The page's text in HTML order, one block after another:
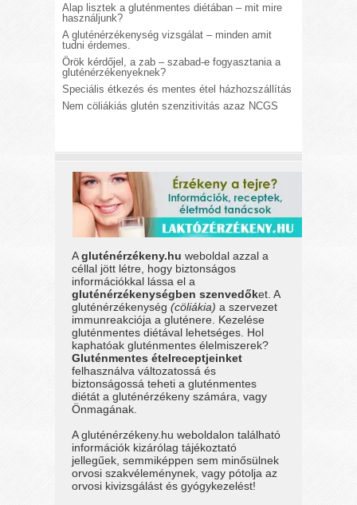
Alap lisztek a gluténmentes diétában – mit mire
használjunk?
A gluténérzékenység vizsgálat – minden amit
tudni érdemes.
Örök kérdőjel, a zab – szabad-e fogyasztania a
gluténérzékenyeknek?
Speciális étkezés és mentes étel házhozszállítás
Nem cöliákiás glutén szenzitivitás azaz NCGS
Agluténérzékeny.hu weboldal azzal a
céllal jött létre, hogy biztonságos
információkkal lássa el a
gluténérzékenységben szenvedőket. A
gluténérzékenység(cöliákia) a szervezet
immunreakciója a gluténere. Kezelése
gluténmentes diétával lehetséges. Hol
kaphatóak gluténmentes élelmiszerek?
Gluténmentes ételreceptjeinket
felhasználva változatossá és
biztonságossá teheti a gluténmentes
diétát a gluténérzékeny számára, vagy
Önmagának.
A gluténérzékeny.hu weboldalon található
információk kizárólag tájékoztató
jellegűek, semmiképpen sem minősülnek
orvosi szakvéleménynek, vagy pótolja az
orvosi kivizsgálást és gyógykezelést!